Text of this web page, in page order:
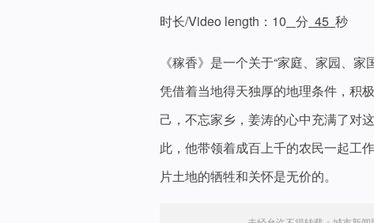
时长/Video length：10 分 45 秒
《稼香》是一个关于“家庭、家园、
凭借着当地得天独厚的地理条件，积
己，不忘家乡，姜涛的心中充满了对
此，他带领着成百上千的农民一起工
片土地的牺牲和关怀是无价的。